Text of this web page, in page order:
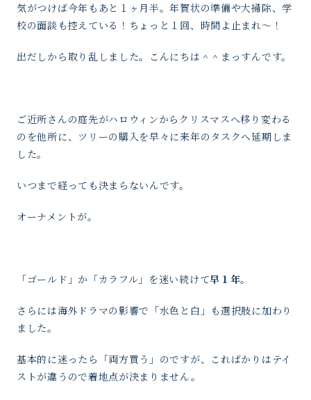
気がつけば今年もあと１ヶ月半。年賀状の準備や大掃除、学
校の面談も控えている！ちょっと１回、時間よ止まれ〜！
出だしから取り乱しました。こんにちは＾＾まっすんです。
ご近所さんの庭先がハロウィンからクリスマスへ移り変わる
のを他所に、ツリーの購入を早々に来年のタスクへ延期しま
した。
いつまで経っても決まらないんです。
オーナメントが。
「ゴールド」か「カラフル」を迷い続けて早１年。
さらには海外ドラマの影響で「水色と白」も選択肢に加わり
ました。
基本的に迷ったら「両方買う」のですが、こればかりはテイ
ストが違うので着地点が決まりません。